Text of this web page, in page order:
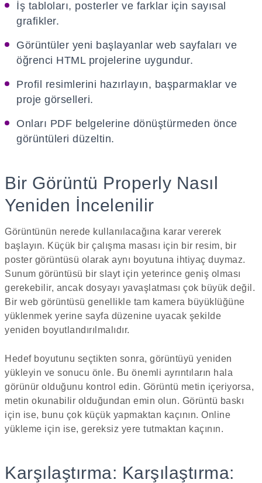
İş tabloları, posterler ve farklar için sayısal
grafikler.
Görüntüler yeni başlayanlar web sayfaları ve
öğrenci HTML projelerine uygundur.
Profil resimlerini hazırlayın, başparmaklar ve
proje görselleri.
Onları PDF belgelerine dönüştürmeden önce
görüntüleri düzeltin.
Bir Görüntü Properly Nasıl
Yeniden İncelenilir
Görüntünün nerede kullanılacağına karar vererek
başlayın. Küçük bir çalışma masası için bir resim, bir
poster görüntüsü olarak aynı boyutuna ihtiyaç duymaz.
Sunum görüntüsü bir slayt için yeterince geniş olması
gerekebilir, ancak dosyayı yavaşlatması çok büyük değil.
Bir web görüntüsü genellikle tam kamera büyüklüğüne
yüklenmek yerine sayfa düzenine uyacak şekilde
yeniden boyutlandırılmalıdır.
Hedef boyutunu seçtikten sonra, görüntüyü yeniden
yükleyin ve sonucu önle. Bu önemli ayrıntıların hala
görünür olduğunu kontrol edin. Görüntü metin içeriyorsa,
metin okunabilir olduğundan emin olun. Görüntü baskı
için ise, bunu çok küçük yapmaktan kaçının. Online
yükleme için ise, gereksiz yere tutmaktan kaçının.
Karşılaştırma: Karşılaştırma: